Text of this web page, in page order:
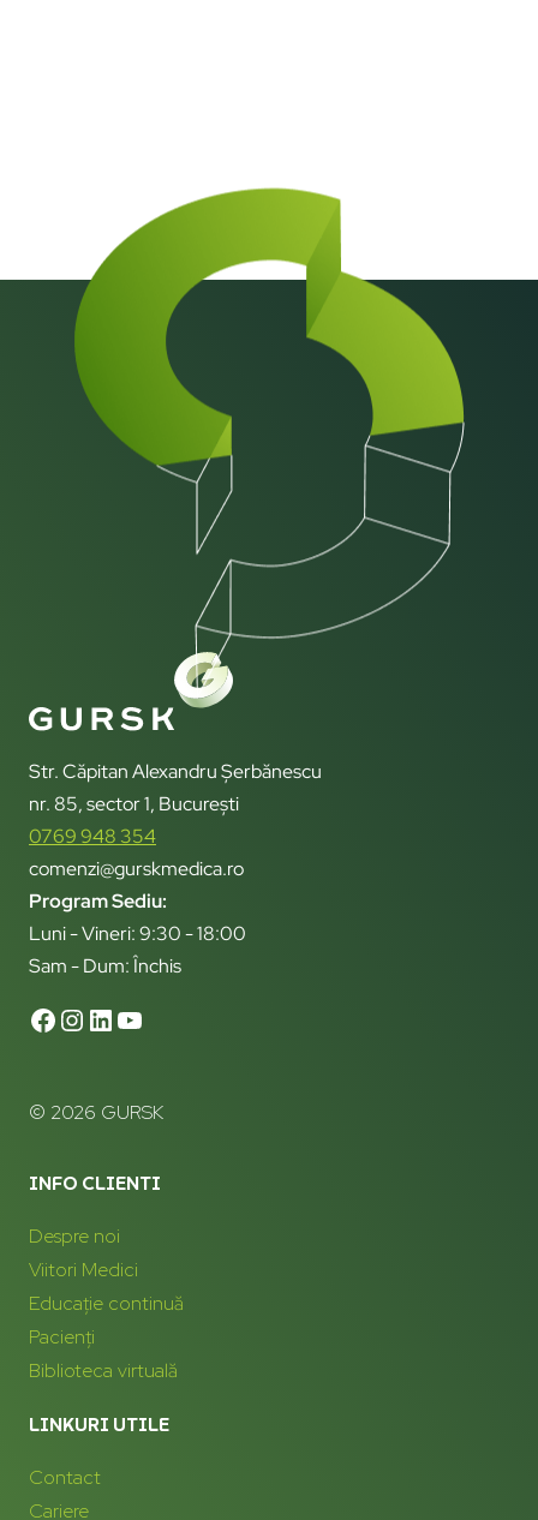
Str. Căpitan Alexandru Șerbănescu
nr. 85, sector 1, București
0769 948 354
comenzi@gurskmedica.ro
Program Sediu:
Luni - Vineri: 9:30 - 18:00
Sam - Dum: Închis
© 2026 GURSK
INFO CLIENTI
Despre noi
Viitori Medici
Educație continuă
Pacienți
Biblioteca virtuală
LINKURI UTILE
Contact
Cariere